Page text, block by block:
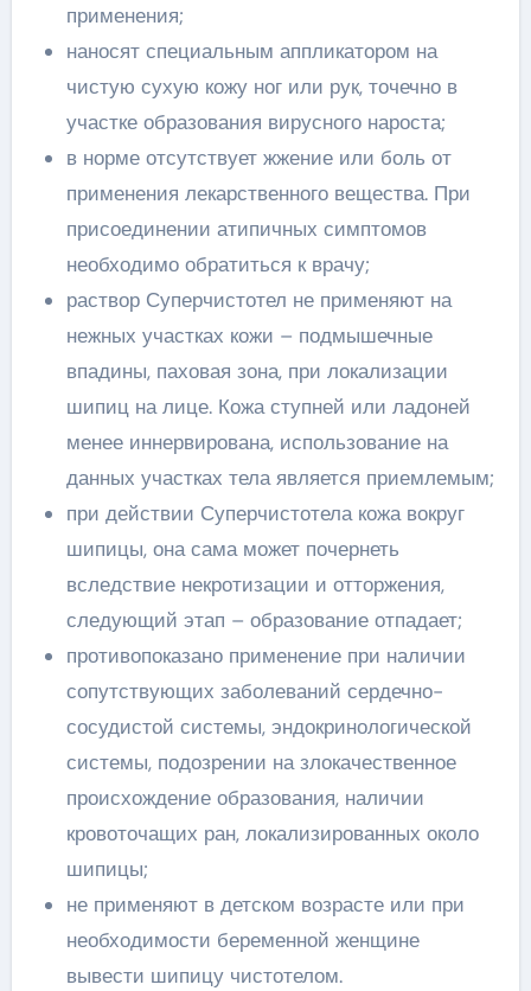
применения;
наносят специальным аппликатором на
чистую сухую кожу ног или рук, точечно в
участке образования вирусного нароста;
в норме отсутствует жжение или боль от
применения лекарственного вещества. При
присоединении атипичных симптомов
необходимо обратиться к врачу;
раствор Суперчистотел не применяют на
нежных участках кожи – подмышечные
впадины, паховая зона, при локализации
шипиц на лице. Кожа ступней или ладоней
менее иннервирована, использование на
данных участках тела является приемлемым;
при действии Суперчистотела кожа вокруг
шипицы, она сама может почернеть
вследствие некротизации и отторжения,
следующий этап – образование отпадает;
противопоказано применение при наличии
сопутствующих заболеваний сердечно-
сосудистой системы, эндокринологической
системы, подозрении на злокачественное
происхождение образования, наличии
кровоточащих ран, локализированных около
шипицы;
не применяют в детском возрасте или при
необходимости беременной женщине
вывести шипицу чистотелом.